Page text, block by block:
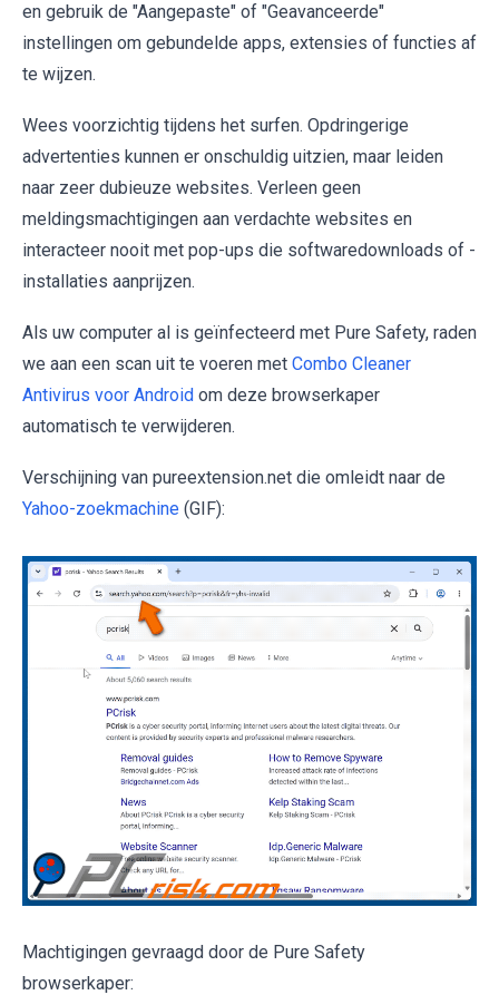
en gebruik de "Aangepaste" of "Geavanceerde"
instellingen om gebundelde apps, extensies of functies af
te wijzen.
Wees voorzichtig tijdens het surfen. Opdringerige
advertenties kunnen er onschuldig uitzien, maar leiden
naar zeer dubieuze websites. Verleen geen
meldingsmachtigingen aan verdachte websites en
interacteer nooit met pop-ups die softwaredownloads of -
installaties aanprijzen.
Als uw computer al is geïnfecteerd met Pure Safety, raden
we aan een scan uit te voeren met Combo Cleaner
Antivirus voor Android om deze browserkaper
automatisch te verwijderen.
Verschijning van pureextension.net die omleidt naar de
Yahoo-zoekmachine (GIF):
Machtigingen gevraagd door de Pure Safety
browserkaper: